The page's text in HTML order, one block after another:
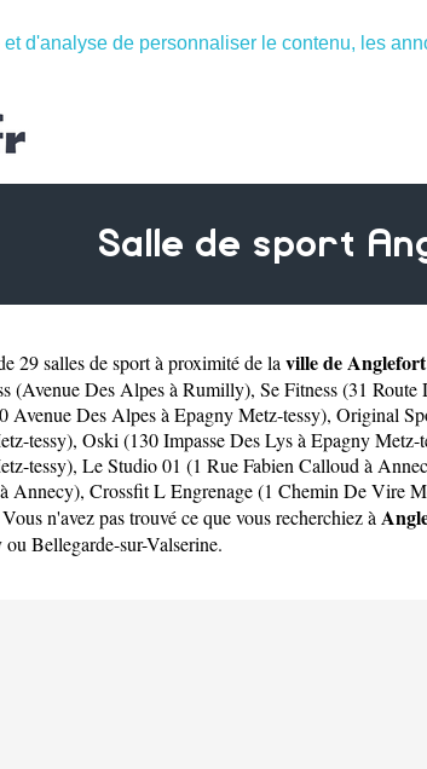
d'analyse de personnaliser le contenu, les
Salle de sport
29 salles de sport à proximité de la ville de Anglefort
(Avenue Des Alpes à Rumilly), Se Fitness (31
Avenue Des Alpes à Epagny Metz-tessy), Original
tessy), Oski (130 Impasse Des Lys à Epagny Metz-
tessy), Le Studio 01 (1 Rue Fabien Calloud à
Annecy), Crossfit L Engrenage (1 Chemin De Vire
n'avez pas trouvé ce que vous recherchiez à
ou Bellegarde-sur-Valserine.